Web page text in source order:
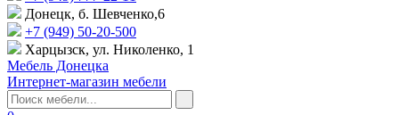
Донецк, б. Шевченко,6
+7 (949) 50-20-500
Харцызск, ул. Николенко, 1
Мебель Донецка
Интернет-магазин мебели